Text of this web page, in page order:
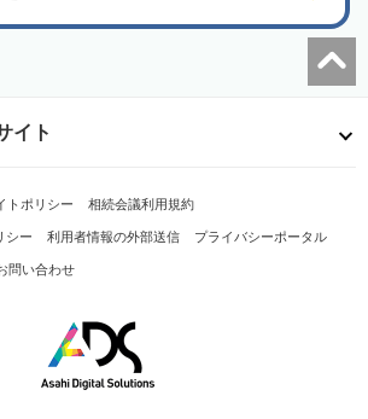
イト
トポリシー 相続会議利用規約
シー 利用者情報の外部送信 プライバシーポータル
問い合わせ